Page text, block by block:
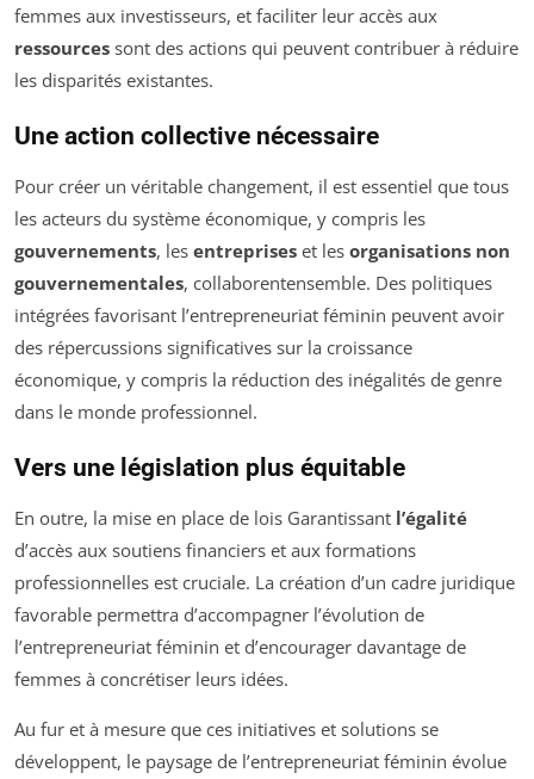
femmes aux investisseurs, et faciliter leur accès aux
ressources sont des actions qui peuvent contribuer à réduire
les disparités existantes.
Une action collective nécessaire
Pour créer un véritable changement, il est essentiel que tous
les acteurs du système économique, y compris les
gouvernements, les entreprises et les organisations non
gouvernementales, collaborentensemble. Des politiques
intégrées favorisant l’entrepreneuriat féminin peuvent avoir
des répercussions significatives sur la croissance
économique, y compris la réduction des inégalités de genre
dans le monde professionnel.
Vers une législation plus équitable
En outre, la mise en place de lois Garantissant l’égalité
d’accès aux soutiens financiers et aux formations
professionnelles est cruciale. La création d’un cadre juridique
favorable permettra d’accompagner l’évolution de
l’entrepreneuriat féminin et d’encourager davantage de
femmes à concrétiser leurs idées.
Au fur et à mesure que ces initiatives et solutions se
développent, le paysage de l’entrepreneuriat féminin évolue